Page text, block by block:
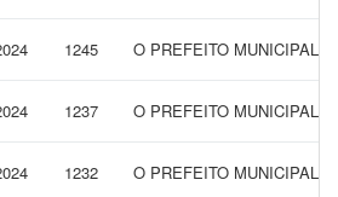
1245 O PREFEITO MUNICIPAL
1237 O PREFEITO MUNICIPAL
1232 O PREFEITO MUNICIPAL